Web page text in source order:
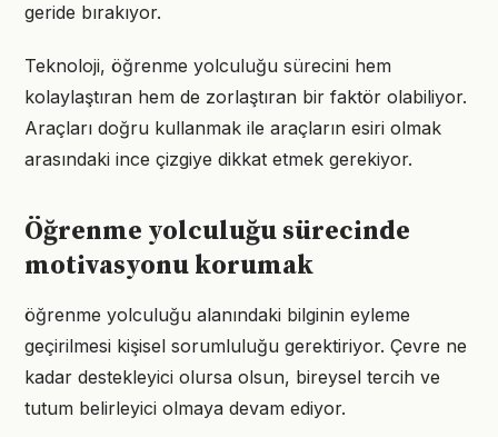
geride bırakıyor.
Teknoloji, öğrenme yolculuğu sürecini hem
kolaylaştıran hem de zorlaştıran bir faktör olabiliyor.
Araçları doğru kullanmak ile araçların esiri olmak
arasındaki ince çizgiye dikkat etmek gerekiyor.
Öğrenme yolculuğu sürecinde
motivasyonu korumak
öğrenme yolculuğu alanındaki bilginin eyleme
geçirilmesi kişisel sorumluluğu gerektiriyor. Çevre ne
kadar destekleyici olursa olsun, bireysel tercih ve
tutum belirleyici olmaya devam ediyor.